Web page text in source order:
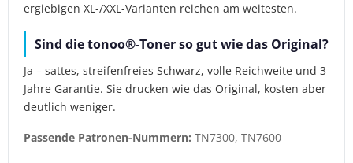
ergiebigen XL-/XXL-Varianten reichen am weitesten.
Sind die tonoo®-Toner so gut wie das Original?
Ja – sattes, streifenfreies Schwarz, volle Reichweite und 3
Jahre Garantie. Sie drucken wie das Original, kosten aber
deutlich weniger.
Passende Patronen-Nummern: TN7300, TN7600